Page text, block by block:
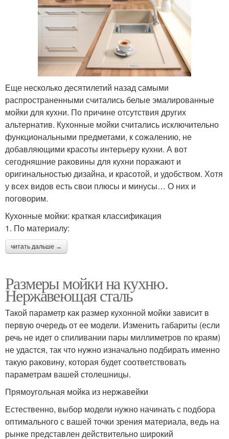
Еще несколько десятилетий назад самыми
распространенными считались белые эмалированные
мойки для кухни. По причине отсутствия других
альтернатив. Кухонные мойки считались исключительно
функциональными предметами, к сожалению, не
добавляющими красоты интерьеру кухни. А вот
сегодняшние раковины для кухни поражают и
оригинальностью дизайна, и красотой, и удобством. Хотя
у всех видов есть свои плюсы и минусы… О них и
поговорим.
Кухонные мойки: краткая классификация
1. По материалу:
читать дальше →
Размеры мойки на кухню.
Нержавеющая сталь
Такой параметр как размер кухонной мойки зависит в
первую очередь от ее модели. Изменить габариты (если
речь не идет о спиливании пары миллиметров по краям)
не удастся, так что нужно изначально подбирать именно
такую раковину, которая будет соответствовать
параметрам вашей столешницы.
Прямоугольная мойка из нержавейки
Естественно, выбор модели нужно начинать с подбора
оптимального с вашей точки зрения материала, ведь на
рынке представлен действительно широкий